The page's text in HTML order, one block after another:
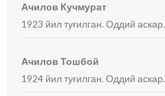
Ачилов Кучмурат
1923 йил туғилган. Оддий аскар.
Ачилов Тошбой
1924 йил туғилган. Оддий аскар.